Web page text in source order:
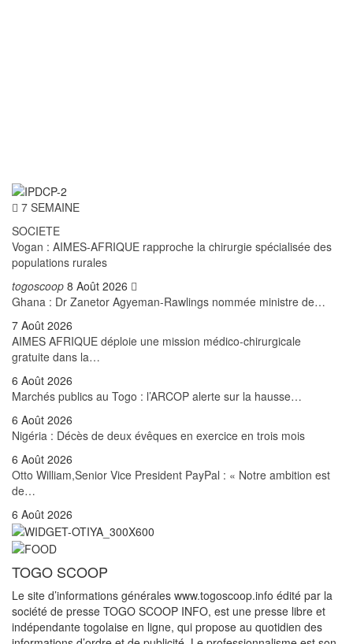
7 SEMAINE
SOCIETE
Vogan : AIMES-AFRIQUE rapproche la chirurgie spécialisée des
populations rurales
togoscoop 8 Août 2026
Ghana : Dr Zanetor Agyeman-Rawlings nommée ministre de…
7 Août 2026
AIMES AFRIQUE déploie une mission médico-chirurgicale
gratuite dans la…
6 Août 2026
Marchés publics au Togo : l’ARCOP alerte sur la hausse…
6 Août 2026
Nigéria : Décès de deux évêques en exercice en trois mois
6 Août 2026
Otto William,Senior Vice President PayPal : « Notre ambition est
de…
6 Août 2026
TOGO SCOOP
Le site d’informations générales www.togoscoop.info édité par la
société de presse TOGO SCOOP INFO, est une presse libre et
indépendante togolaise en ligne, qui propose au quotidien des